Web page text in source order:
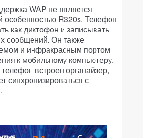
WAP не является
особенностью R320s. Телефон
как диктофон и записывать
сообщений. Он также
и инфракрасным портом
к мобильному компьютеру.
встроен органайзер,
синхронизироваться с